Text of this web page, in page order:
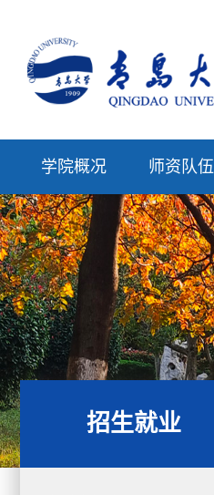
学院概况 师资队伍
招生就业